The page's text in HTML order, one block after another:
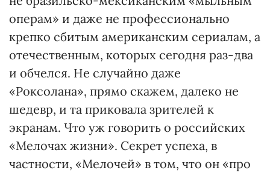
операм» и даже не профессионально
крепко сбитым американским сериалам, а
отечественным, которых сегодня раз-два
и обчелся. Не случайно даже
«Роксолана», прямо скажем, далеко не
шедевр, и та приковала зрителей к
экранам. Что уж говорить о российских
«Мелочах жизни». Секрет успеха, в
частности, «Мелочей» в том, что он «про